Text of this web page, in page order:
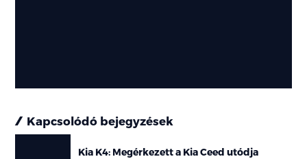
Kapcsolódó bejegyzések
Kia K4: Megérkezett a Kia Ceed utódja